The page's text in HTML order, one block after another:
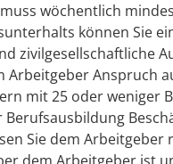
wöchentlich
können Sie
zivilgesellschaftliche
Arbeitgeber Anspruch
mit 25 oder weniger
Sie dem